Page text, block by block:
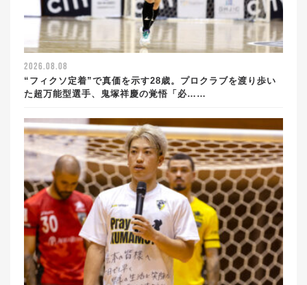
2026.08.08
“フィクソ定着”で真価を示す28歳。プロクラブを渡り歩い
た超万能型選手、鬼塚祥慶の覚悟「必……